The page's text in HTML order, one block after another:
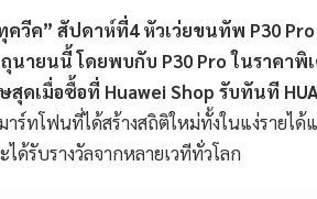
ควีค” สัปดาห์ที่4 หัวเว่ยขนทัพ P30
นายนนี้ โดยพบกับ P30 Pro ในราคาพิ
ดเมื่อซื้อที่ Huawei Shop รับทันที
ร์ทโฟนที่ได้สร้างสถิติใหม่ทั้งในแง่รายได้
ได้รับรางวัลจากหลายเวทีทั่วโลก